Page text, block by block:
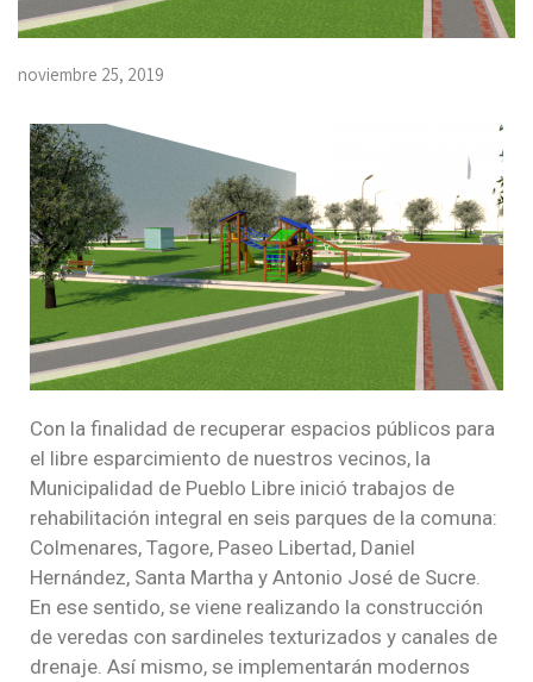
noviembre 25, 2019
Con la finalidad de recuperar espacios públicos para
el libre esparcimiento de nuestros vecinos, la
Municipalidad de Pueblo Libre inició trabajos de
rehabilitación integral en seis parques de la comuna:
Colmenares, Tagore, Paseo Libertad, Daniel
Hernández, Santa Martha y Antonio José de Sucre.
En ese sentido, se viene realizando la construcción
de veredas con sardineles texturizados y canales de
drenaje. Así mismo, se implementarán modernos